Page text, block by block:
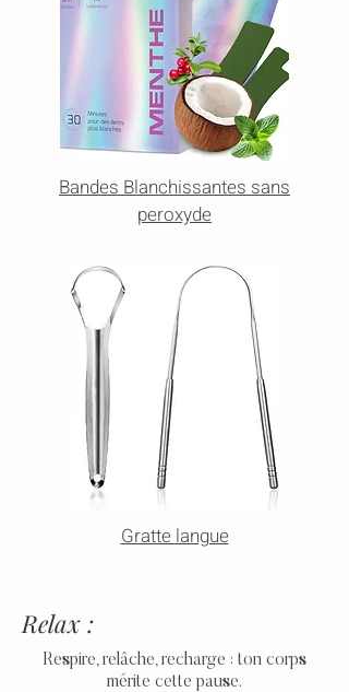
Bandes Blanchissantes sans
peroxyde
Gratte langue
Relax :
Respire, relâche, recharge : ton corps
mérite cette pause.